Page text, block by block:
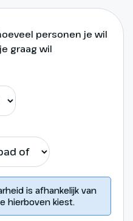
personen je wil
graag wil
is afhankelijk van
hierboven kiest.